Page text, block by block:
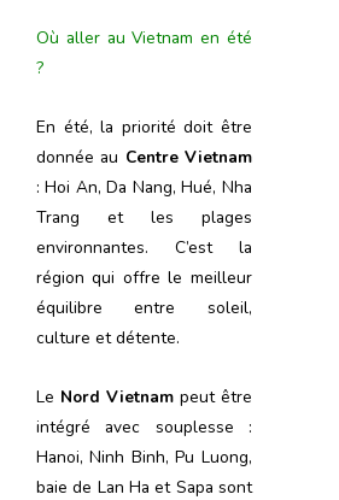
Où aller au Vietnam en été
?
En été, la priorité doit être
donnée au Centre Vietnam
: Hoi An, Da Nang, Hué, Nha
Trang et les plages
environnantes. C’est la
région qui offre le meilleur
équilibre entre soleil,
culture et détente.
Le Nord Vietnampeut être
intégré avec souplesse :
Hanoi, Ninh Binh, Pu Luong,
baie de Lan Ha et Sapa sont